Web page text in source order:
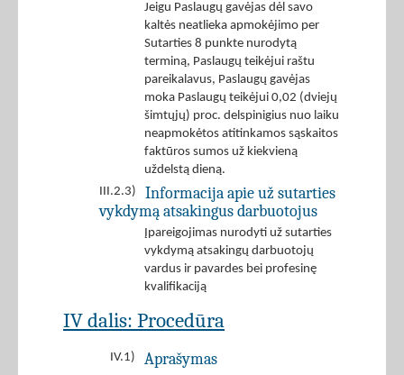
Jeigu Paslaugų gavėjas dėl savo
kaltės neatlieka apmokėjimo per
Sutarties 8 punkte nurodytą
terminą, Paslaugų teikėjui raštu
pareikalavus, Paslaugų gavėjas
moka Paslaugų teikėjui 0,02 (dviejų
šimtųjų) proc. delspinigius nuo laiku
neapmokėtos atitinkamos sąskaitos
faktūros sumos už kiekvieną
uždelstą dieną.
III.2.3)
Informacija apie už sutarties
vykdymą atsakingus darbuotojus
Įpareigojimas nurodyti už sutarties
vykdymą atsakingų darbuotojų
vardus ir pavardes bei profesinę
kvalifikaciją
IV dalis: Procedūra
IV.1) Aprašymas